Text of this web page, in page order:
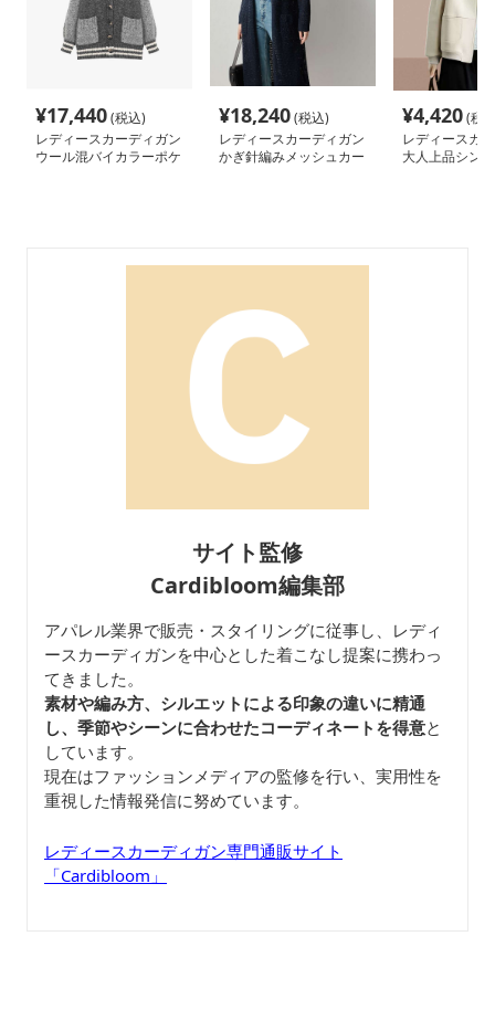
¥17,440(税込)
レディースカーディガン
ウール混バイカラーポケ
¥18,240(税込)
レディースカーディガン
かぎ針編みメッシュカー
¥4,420(税
レディースカ
大人上品シン
サイト監修
Cardibloom編集部
アパレル業界で販売・スタイリングに従事し、レディ
ースカーディガンを中心とした着こなし提案に携わっ
てきました。
素材や編み方、シルエットによる印象の違いに精通
し、季節やシーンに合わせたコーディネートを得意と
しています。
現在はファッションメディアの監修を行い、実用性を
重視した情報発信に努めています。
レディースカーディガン専門通販サイト
「Cardibloom」